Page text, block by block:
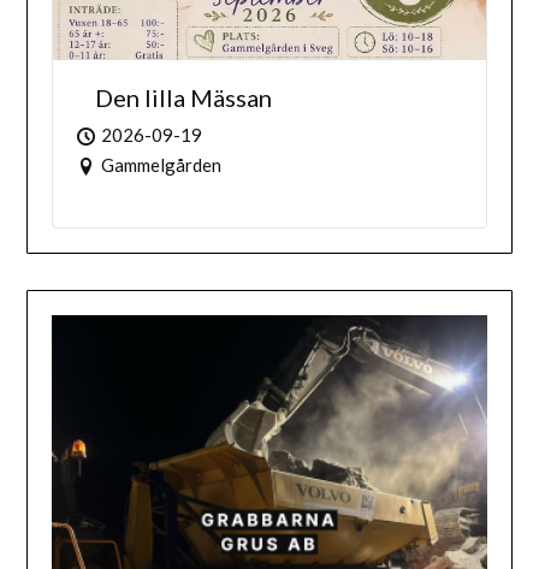
Den lilla Mässan
2026-09-19
Gammelgården